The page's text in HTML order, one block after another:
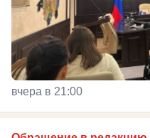
вчера в 21:00